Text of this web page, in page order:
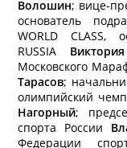
Волошин; вице-
основатель
WORLD CLASS,
RUSSIA
Московского
Тарасов;
олимпийский
Нагорный;
спорта России
Федерации